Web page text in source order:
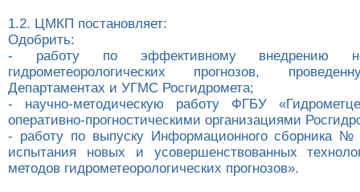
1.2. ЦМКП постановляет:
Одобрить:
- работу по эффективному внедрению
гидрометеорологических прогнозов,
Департаментах и УГМС Росгидромета;
- научно-методическую работу ФГБУ
оперативно-прогностическими организациями
- работу по выпуску Информационного сборника №
испытания новых и усовершенствованных
методов гидрометеорологических прогнозов».